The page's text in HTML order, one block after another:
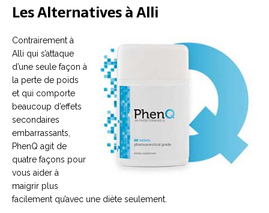
Les Alternatives à Alli
Contrairement à
Alli qui s’attaque
d’une seule façon à
la perte de poids
et qui comporte
beaucoup d’effets
secondaires
embarrassants,
PhenQ agit de
quatre façons pour
vous aider à
maigrir plus
facilement qu’avec une diète seulement.